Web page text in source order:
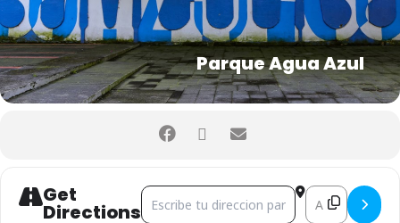
Parque Agua Azul
Get
Directions
Address - CONFERENCIAS []Destination